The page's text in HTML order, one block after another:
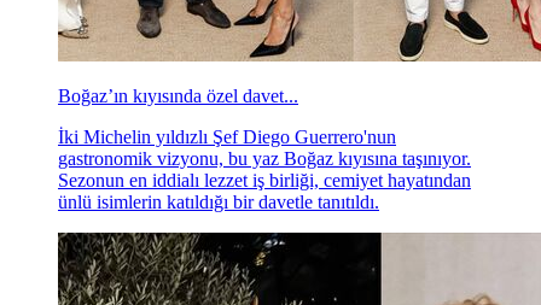
Boğaz’ın kıyısında özel davet...
İki Michelin yıldızlı Şef Diego Guerrero'nun
gastronomik vizyonu, bu yaz Boğaz kıyısına taşınıyor.
Sezonun en iddialı lezzet iş birliği, cemiyet hayatından
ünlü isimlerin katıldığı bir davetle tanıtıldı.